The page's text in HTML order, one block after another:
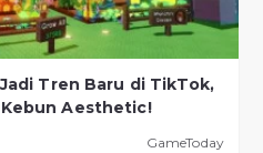
Tren Baru di TikTok,
Kebun Aesthetic!
GameToday